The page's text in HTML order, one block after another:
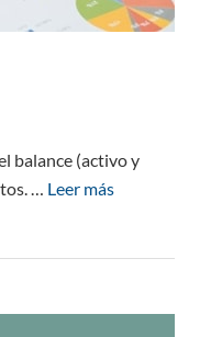
balance (activo y
… Leer más